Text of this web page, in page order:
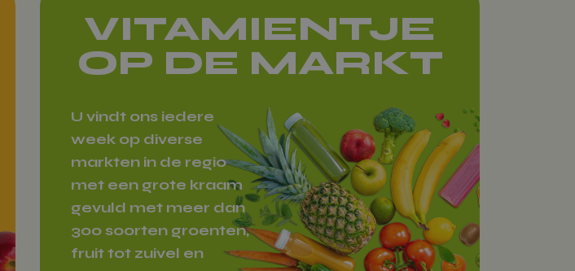
VITAMIENTJE
OP DE MARKT
U vindt ons iedere
week op diverse
markten in de regio
met een grote kraam
gevuld met meer dan
300 soorten groenten,
fruit tot zuivel en